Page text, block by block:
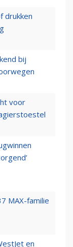
drukken
bij
voor
MAX-familie
en